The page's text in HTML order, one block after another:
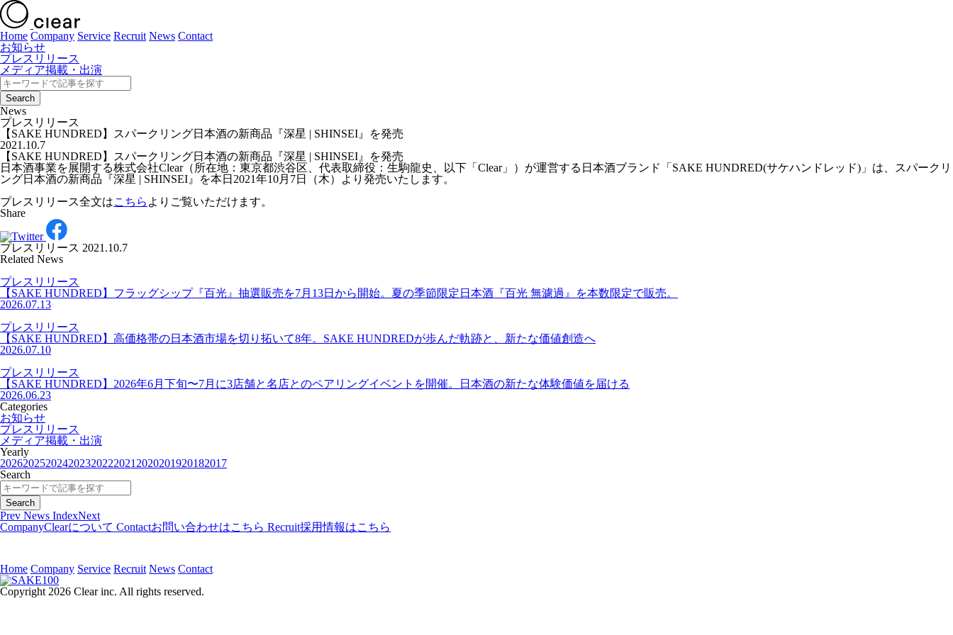
Home Company Service Recruit News Contact
お知らせ
プレスリリース
メディア掲載・出演
News
プレスリリース
【SAKE HUNDRED】スパークリング日本酒の新商品『深星 | SHINSEI』を発売
2021.10.7
【SAKE HUNDRED】スパークリング日本酒の新商品『深星 | SHINSEI』を発売
日本酒事業を展開する株式会社Clear（所在地：東京都渋谷区、代表取締役：生駒龍史、以下「Clear」）が運営する日本酒ブランド「SAKE HUNDRED(サケハンドレッド)」は、スパークリ
ング日本酒の新商品『深星 | SHINSEI』を本日2021年10月7日（木）より発売いたします。
プレスリリース全文はこちら よりご覧いただけます。
Share
プレスリリース 2021.10.7
Related News
プレスリリース
【SAKE HUNDRED】フラッグシップ『百光』抽選販売を7月13日から開始。夏の季節限定日本酒『百光 無濾過』を本数限定で販売。
2026.07.13
プレスリリース
【SAKE HUNDRED】高価格帯の日本酒市場を切り拓いて8年。SAKE HUNDREDが歩んだ軌跡と、新たな価値創造へ
2026.07.10
プレスリリース
【SAKE HUNDRED】2026年6月下旬〜7月に3店舗と名店とのペアリングイベントを開催。日本酒の新たな体験価値を届ける
2026.06.23
Categories
お知らせ
プレスリリース
メディア掲載・出演
Yearly
202620252024202320222021 2020201920182017
Search
Prev News IndexNext
CompanyClearについて Contactお問い合わせはこちら Recruit採用情報はこちら
Home Company Service Recruit News Contact
Copyright 2026 Clear inc. All rights reserved.